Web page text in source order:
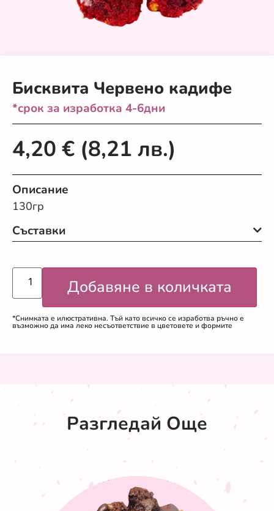
Бисквита Червено кадифе
*срок за изработка 4-6дни
4,20 € (8,21 лв.)
Описание
130гр
Съставки
Добавяне в количката
*Снимката е илюстративна. Тъй като всичко се изработва ръчно е
възможно да има леко несъответствие в цветовете и формите
Разгледай Още